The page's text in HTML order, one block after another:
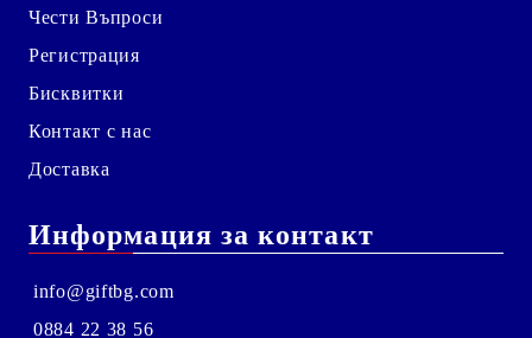
Чести Въпроси
Регистрация
Бисквитки
Контакт с нас
Доставка
Информация за контакт
info@giftbg.com
0884 22 38 56